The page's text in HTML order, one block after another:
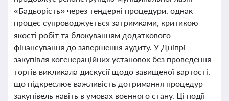
«Бадьорість» через тендерні процедури, однак
процес супроводжується затримками, критикою
якості робіт та блокуванням додаткового
фінансування до завершення аудиту. У Дніпрі
закупівля когенераційних установок без проведення
торгів викликала дискусії щодо завищеної вартості,
що підкреслює важливість дотримання процедур
закупівель навіть в умовах воєнного стану. Ці події